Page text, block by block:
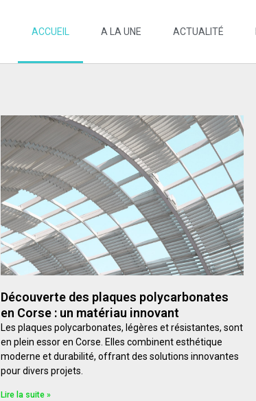
ACCUEIL A LA UNE ACTUALITÉ
Découverte des plaques polycarbonates
en Corse : un matériau innovant
Les plaques polycarbonates, légères et résistantes, sont
en plein essor en Corse. Elles combinent esthétique
moderne et durabilité, offrant des solutions innovantes
pour divers projets.
Lire la suite »